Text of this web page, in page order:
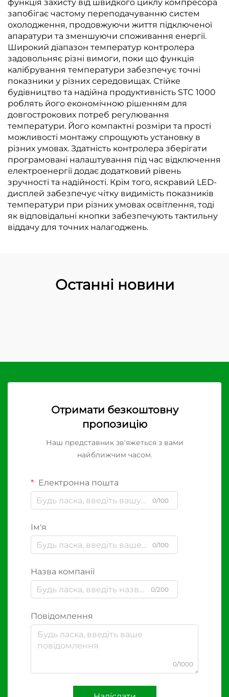
функція захисту від швидкого циклу компресора
запобігає частому переподачуванню систем
охолодження, продовжуючи життя підключеної
апаратури та зменшуючи споживання енергії.
Широкий діапазон температур контролера
задовольняє різні вимоги, поки що функція
калібрування температури забезпечує точні
показники у різних середовищах. Стійке
будівництво та надійна продуктивність STC 1000
роблять його економічною рішенням для
довгострокових потреб регулювання
температури. Його компактні розміри та прості
можливості монтажу спрощують установку в
різних умовах. Здатність контролера зберігати
програмовані налаштування під час відключення
електроенергії додає додатковий рівень
зручності та надійності. Крім того, яскравий LED-
дисплей забезпечує чітку видимість показників
температури при різних умовах освітлення, тоді
як відповідальні кнопки забезпечують тактильну
віддачу для точних налагоджень.
Останні новини
Отримати безкоштовну
пропозицію
Наш представник зв'яжеться з вами
найближчим часом.
Електронна пошта
0/100
Ім'я
0/100
Назва компанії
0/200
Повідомлення
0/1000